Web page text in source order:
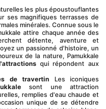
les plus époustouflantes
ses magnifiques terrasses de
minérales. Connue sous le
attire chaque année des
détente, aventure et
un passionné d'histoire, un
de la nature, Pamukkale
qui répondent aux
de travertin
sont une attraction
remplies d'eau chaude et
unique de se détendre